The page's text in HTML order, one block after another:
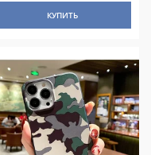
КУПИТЬ